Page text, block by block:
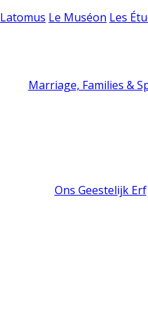
Latomus Le Muséon Les
Marriage, Families &
Ons Geestelijk Erf